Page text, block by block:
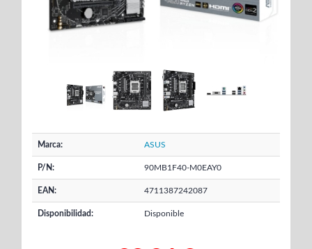
Marca: ASUS
P/N: 90MB1F40-M0EAY0
EAN: 4711387242087
Disponibilidad: Disponible